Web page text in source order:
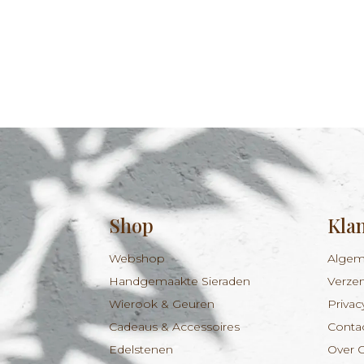
Shop
Webshop
Handgemaakte Sieraden
Wierook & Geuren
Cadeaus & Accessoires
Edelstenen
Over